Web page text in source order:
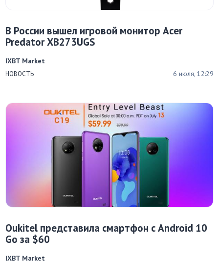
В России вышел игровой монитор Acer
Predator XB273UGS
НОВОСТЬ 6 июля, 12:29
IXBT Market
Oukitel представила смартфон с Android 10
Go за $60
IXBT Market